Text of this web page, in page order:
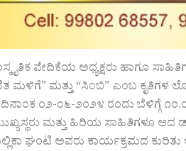
ವೇದಿಕೆಯ ಅಧ್ಯಕ್ಷರು ಹಾಗೂ
ಮಳಿಗೆ” ಮತ್ತು “ಸಿಂಬಿ” ಎಂಬ ಕೃತಿಗಳ
೦೨-೦೬-೨೦೨೪ ರಂದು ಬೆಳಿಗ್ಗೆ
ಮತ್ತು ಹಿರಿಯ ಸಾಹಿತಿಗಳೂ ಆದ
ಘಂಟಿ ಅವರು ಕಾರ್ಯಕ್ರಮದ ಕುರಿತು